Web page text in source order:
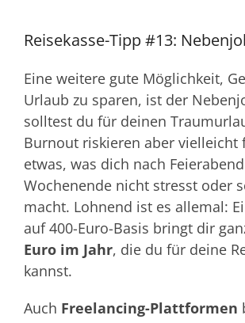
Reisekasse-Tipp #13:
Eine weitere gute Möglichkeit,
Urlaub zu sparen, ist der
solltest du für deinen
Burnout riskieren aber vielleicht
etwas, was dich nach
Wochenende nicht stresst oder
macht. Lohnend ist es allemal:
auf 400-Euro-Basis bringt dir
Euro im Jahr, die du für deine
kannst.
Auch Freelancing-Plattformen